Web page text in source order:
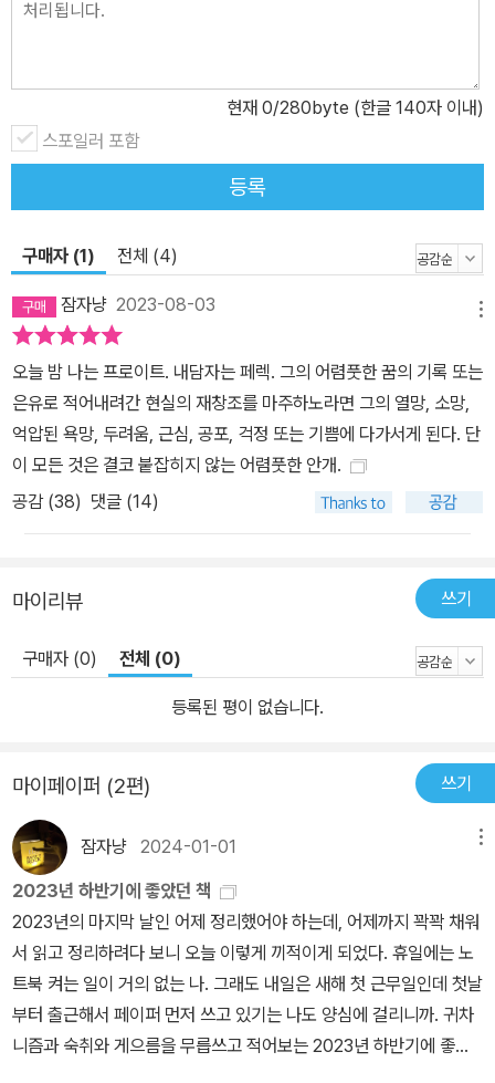
하기도 했다. 다만 페렉이 『어렴풋한 부티크』에서 사용한 방식, 그리
무의식을 순수한 무의식이라 할 수 있느냐의 문제를 거론할 수도 있
겠지만, 사실 ‘순수한 무의식’을 포착하는 것은 처음부터 페렉의 관심
사가 아니었던 듯하다. 이 작품은 꿈을 언어화하는 데 목적이 있다기
보다는 이미 언어화된 꿈을 기록한 것에 가깝다. 다시 말해 124편의
라는 것이다. 작가는 이 책의 서문에서 꿈을 기록하는 일이 필연적으
로 꿈을 왜곡할 위험을, 나아가 자기 자신을 왜곡할 위험을 동반함에
도 불구하고 그 일을 하기로 선택했으며, 급기야 “오로지 내 꿈들을
로 『어렴풋한 부티크』를 집필할 당시 페렉의 정신과의사였던 장베르
트랑 퐁탈리스는 그의 꿈 이야기를 듣고, 그것은 순수한 꿈이 아니라
그저 이야기하기 위해 꾸어진 꿈이라고 진단했다. 아울러 페렉이 이
작품을 자전적인 자기분석이자 ‘밤의 자서전’이라 칭했다는 점까지
고려하면, 결국 작가가 기록한 꿈들은 실제 경험을 토대로 한 환상, 무
의식과 의식의 경계에서 쓰인 일종의 자전소설인 셈이다. 그렇게 페
신적인 실험적 글쓰기를 선보인다. 여기서 말하는 자는 곧 듣는(꿈꾸
관찰자이다. 친숙한 것의 낯선 얼굴을 마주하는 순간들, 그리움과 욕
망과 두려움의 환유 속을 통과하는 몽환의 여정 페렉은 꿈을 기술하
버렸거나 해독할 수 없는 부분, ‘/ /’ 기호는 자발적인 삭제를 의미한
다. 또한 양가적이거나 복합적인 상황을 기술하기 위해 때로는 두 개
의 단어를 위아래로 나란히 병기하기도 하고(8번, 58번, 74번 꿈
등) 소제목이나 번호를 붙인 몇 개의 장으로 구성된 꿈도 있으며(35
번, 48번, 65번, 79번 꿈 등) 어떤 꿈은 일인칭이 아닌 삼인칭시점
으로 전개된다(28번 꿈). 꿈의 길이는 한 문장으로 이루어진 것부터
일곱 페이지에 걸쳐 이어지는 것까지 다양하며, 심지어 ‘창문’이라는
제목이 붙은 96번 꿈은 오직 삭제 기호(/ /) 하나로만 이루어져 있다.
내용 면에서도 페렉의 꿈들은 기상천외한 면면을 보여준다. 몇몇 평
현재 0/280byte (한글 140자 이내)
스포일러 포함
등록
구매자 (1) 전체 (4)
잠자냥 2023-08-03
오늘 밤 나는 프로이트. 내담자는 페렉. 그의 어렴풋한 꿈의 기록 또는
은유로 적어내려간 현실의 재창조를 마주하노라면 그의 열망, 소망,
억압된 욕망, 두려움, 근심, 공포, 걱정 또는 기쁨에 다가서게 된다. 단
이 모든 것은 결코 붙잡히지 않는 어렴풋한 안개.
공감 (38) 댓글 (14)
마이리뷰 쓰기
구매자 (0) 전체 (0)
등록된 평이 없습니다.
마이페이퍼 (2편) 쓰기
잠자냥 2024-01-01
2023년 하반기에 좋았던 책
2023년의 마지막 날인 어제 정리했어야 하는데, 어제까지 꽉꽉 채워
서 읽고 정리하려다 보니 오늘 이렇게 끼적이게 되었다. 휴일에는 노
트북 켜는 일이 거의 없는 나. 그래도 내일은 새해 첫 근무일인데 첫날
부터 출근해서 페이퍼 먼저 쓰고 있기는 나도 양심에 걸리니까. 귀차
니즘과 숙취와 게으름을 무릅쓰고 적어보는 2023년 하반기에 좋았